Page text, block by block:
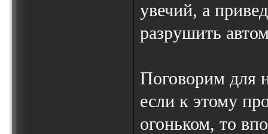
увечий, а
разрушить
Поговорим для
если к этому
огоньком, то